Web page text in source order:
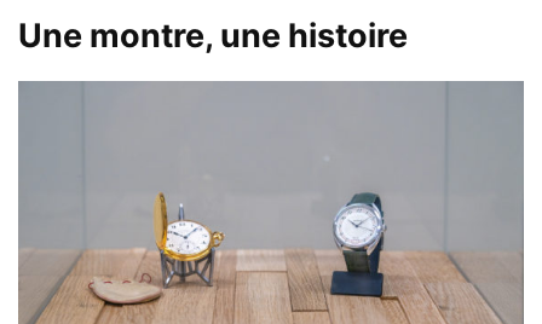
Une montre, une histoire